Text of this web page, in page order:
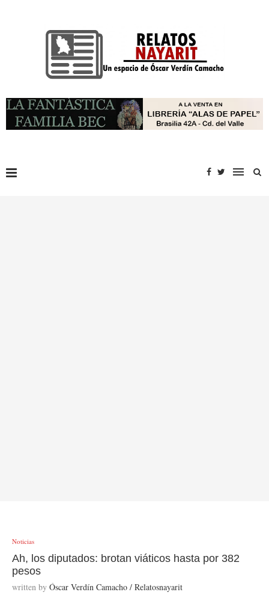
Noticias
Ah, los diputados: brotan viáticos hasta por 382
pesos
written by Óscar Verdín Camacho / Relatosnayarit